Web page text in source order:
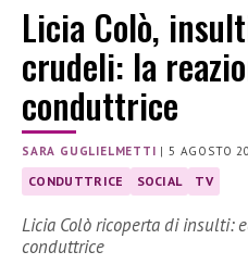
Licia Colò,
crudeli: la
conduttrice
SARA GUGLIELMETTI |5 AGOSTO
CONDUTTRICE SOCIAL TV
Licia Colò ricoperta di insulti:
conduttrice